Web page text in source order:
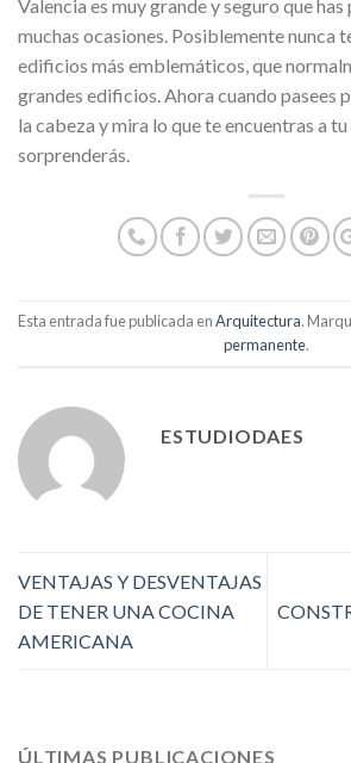
Valencia es muy grande y seguro que
muchas ocasiones. Posiblemente nunca
edificios más emblemáticos, que
grandes edificios. Ahora cuando pasees
la cabeza y mira lo que te encuentras a
sorprenderás.
Esta entrada fue publicada enArquitectura.
permanente.
ESTUDIODAES
VENTAJAS Y DESVENTAJAS
DE TENER UNA COCINA
AMERICANA
ÚLTIMAS PUBLICACIONES